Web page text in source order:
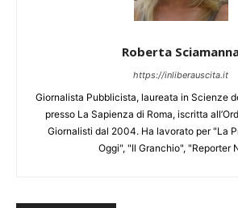
Roberta
https://inliberauscita.it
Giornalista Pubblicista, laureata in Scienze
presso La Sapienza di Roma, iscritta
Giornalisti dal 2004. Ha lavorato per "La
Oggi", "Il Granchio", "Reporter